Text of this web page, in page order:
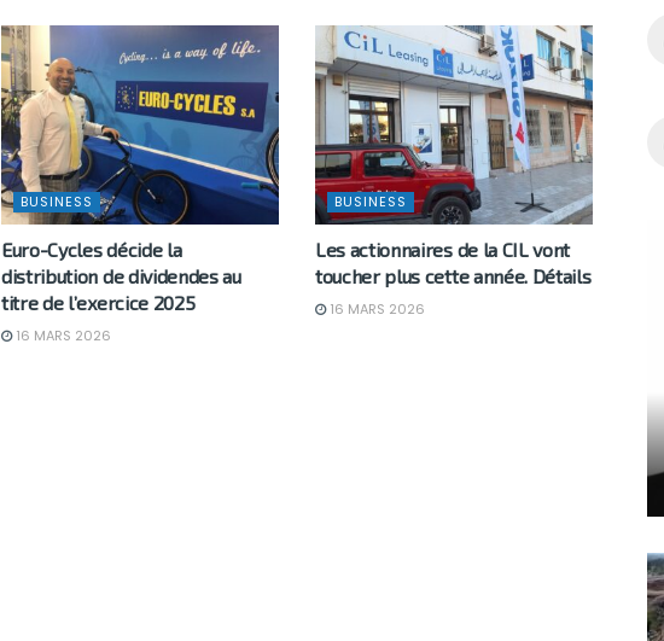
BUSINESS
Euro-Cycles décide la
distribution de dividendes au
titre de l’exercice 2025
16 MARS 2026
BUSINESS
Les actionnaires de la CIL vont
toucher plus cette année. Détails
16 MARS 2026